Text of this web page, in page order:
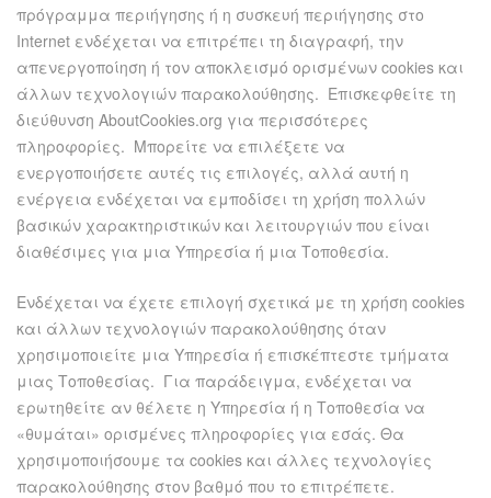
πρόγραμμα περιήγησης ή η συσκευή περιήγησης στο
Internet ενδέχεται να επιτρέπει τη διαγραφή, την
απενεργοποίηση ή τον αποκλεισμό ορισμένων cookies και
άλλων τεχνολογιών παρακολούθησης. Επισκεφθείτε τη
διεύθυνση AboutCookies.org για περισσότερες
πληροφορίες. Μπορείτε να επιλέξετε να
ενεργοποιήσετε αυτές τις επιλογές, αλλά αυτή η
ενέργεια ενδέχεται να εμποδίσει τη χρήση πολλών
βασικών χαρακτηριστικών και λειτουργιών που είναι
διαθέσιμες για μια Υπηρεσία ή μια Τοποθεσία.
Ενδέχεται να έχετε επιλογή σχετικά με τη χρήση cookies
και άλλων τεχνολογιών παρακολούθησης όταν
χρησιμοποιείτε μια Υπηρεσία ή επισκέπτεστε τμήματα
μιας Τοποθεσίας. Για παράδειγμα, ενδέχεται να
ερωτηθείτε αν θέλετε η Υπηρεσία ή η Τοποθεσία να
«θυμάται» ορισμένες πληροφορίες για εσάς. Θα
χρησιμοποιήσουμε τα cookies και άλλες τεχνολογίες
παρακολούθησης στον βαθμό που το επιτρέπετε.